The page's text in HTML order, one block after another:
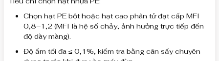
Chọn hạt PE bột hoặc hạt cao phân tử đạt cấp MFI
0,8–1,2 (MFI là hệ số chảy, ảnh hưởng trực tiếp đến
độ dày màng).
Độ ẩm tối đa ≤ 0,1%, kiểm tra bằng cân sấy chuyên